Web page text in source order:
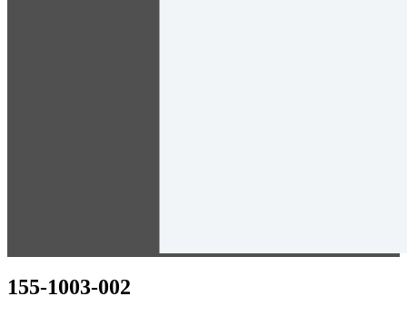
155-1003-002